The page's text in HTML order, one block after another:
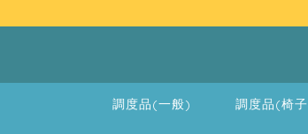
調度品(一般) 調度品(椅